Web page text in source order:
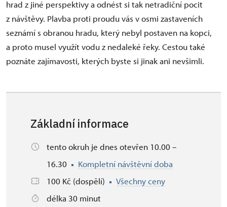
hrad z jiné perspektivy a odnést si tak netradiční pocit
z návštěvy. Plavba proti proudu vás v osmi zastaveních
seznámí s obranou hradu, který nebyl postaven na kopci,
a proto musel využít vodu z nedaleké řeky. Cestou také
poznáte zajímavosti, kterých byste si jinak ani nevšimli.
Základní informace
tento okruh je dnes otevřen 10.00 –
16.30
Kompletní návštěvní doba
100 Kč (dospělí)
Všechny ceny
délka 30 minut